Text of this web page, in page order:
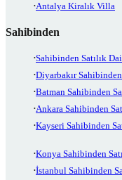
Antalya Kiralık Villa
Sahibinden
Sahibinden Satılık
Diyarbakır
Batman Sahibinden
Ankara Sahibinden
Kayseri Sahibinden
Konya Sahibinden
İstanbul Sahibinden